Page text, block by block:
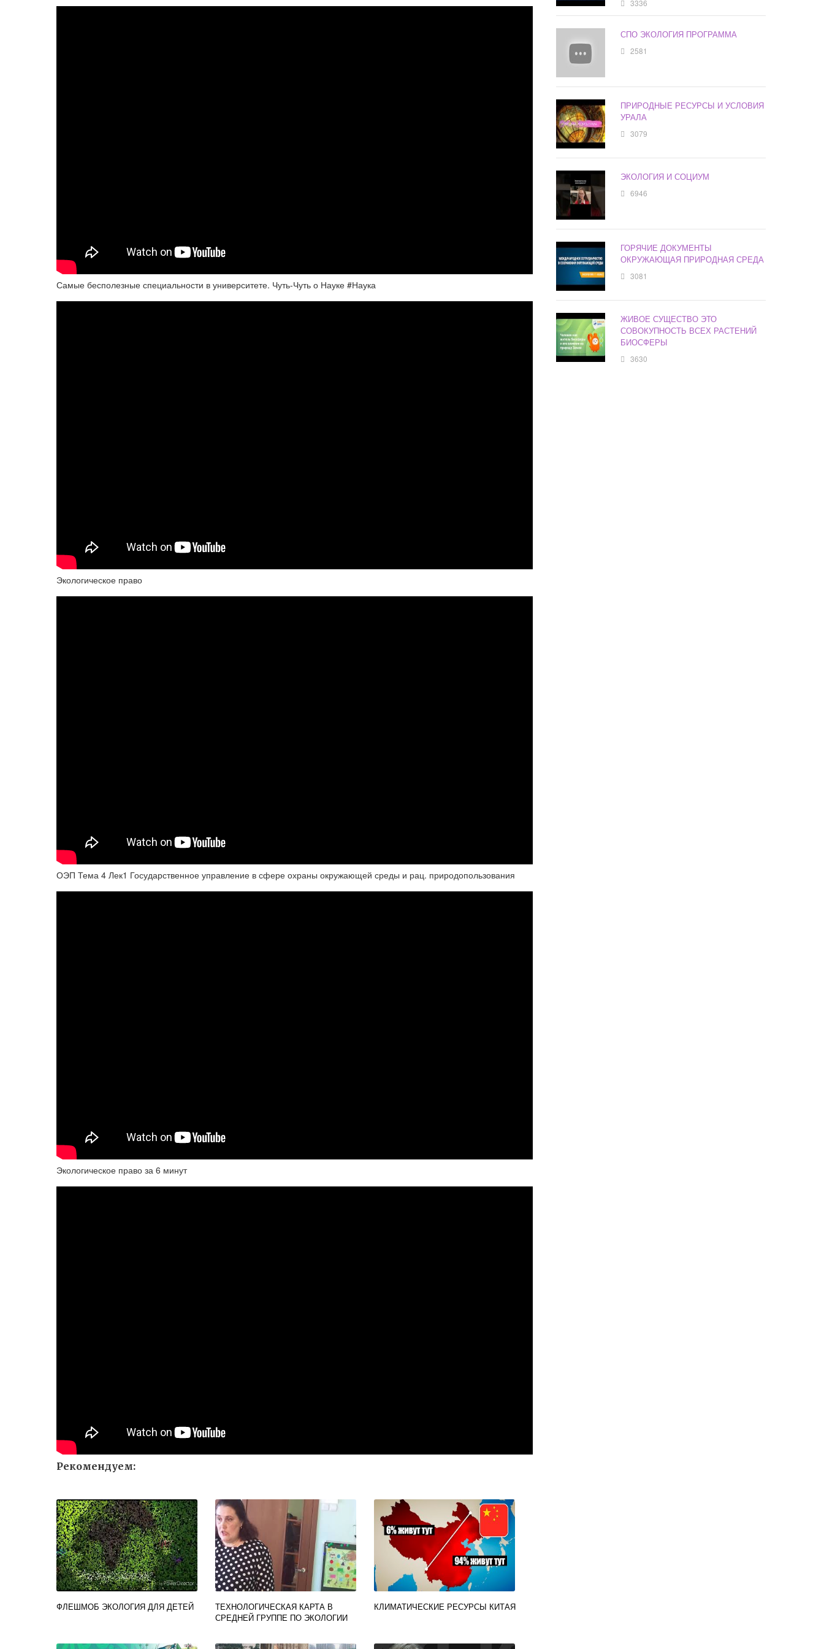
Самые бесполезные специальности в университете. Чуть-Чуть о Науке #Наука
Экологическое право
ОЭП Тема 4 Лек1 Государственное управление в сфере охраны окружающей среды и рац. природопользования
Экологическое право за 6 минут
Рекомендуем:
ФЛЕШМОБ ЭКОЛОГИЯ ДЛЯ ДЕТЕЙ
ТЕХНОЛОГИЧЕСКАЯ КАРТА В
СРЕДНЕЙ ГРУППЕ ПО ЭКОЛОГИИ
КЛИМАТИЧЕСКИЕ РЕСУРСЫ КИТАЯ
3336
СПО ЭКОЛОГИЯ ПРОГРАММА
2581
ПРИРОДНЫЕ РЕСУРСЫ И УСЛОВИЯ
УРАЛА
3079
ЭКОЛОГИЯ И СОЦИУМ
6946
ГОРЯЧИЕ ДОКУМЕНТЫ
ОКРУЖАЮЩАЯ ПРИРОДНАЯ СРЕДА
3081
ЖИВОЕ СУЩЕСТВО ЭТО
СОВОКУПНОСТЬ ВСЕХ РАСТЕНИЙ
БИОСФЕРЫ
3630